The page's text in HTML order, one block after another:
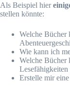
Als Beispiel hier
stellen könnte:
Welche Bücher
Wie kann ich
Welche Bücher
Lesefähigkeiten
Erstelle mir